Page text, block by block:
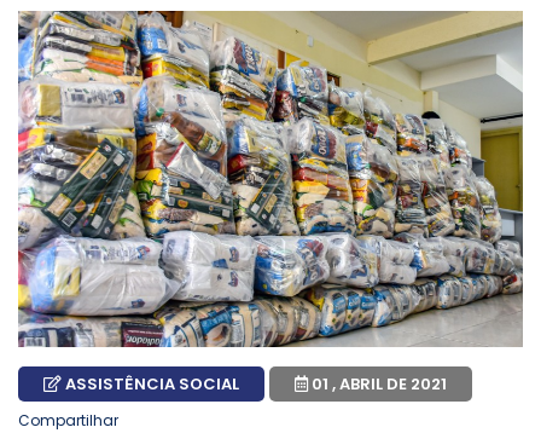
ASSISTÊNCIA SOCIAL 01 , ABRIL DE 2021
Compartilhar